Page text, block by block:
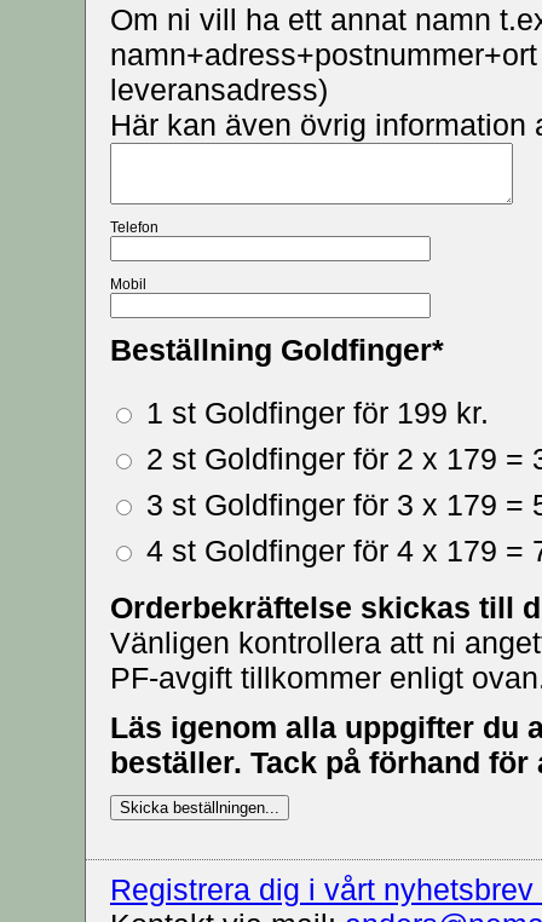
Om ni vill ha ett annat namn
leveransadress)
Här kan även övrig information
Telefon
Mobil
Beställning Goldfinger*
1 st Goldfinger för 199 kr.
2 st Goldfinger för 2 x 179 =
3 st Goldfinger för 3 x 179 =
4 st Goldfinger för 4 x 179 =
Orderbekräftelse skickas till
Vänligen kontrollera att ni
PF-avgift tillkommer enligt
Läs igenom alla uppgifter du
beställer. Tack på förhand
Registrera dig i vårt